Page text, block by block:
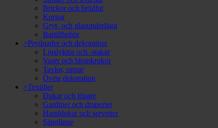
Brickor och brödfat
Korgar
Gryt- och glasunderlägg
Bartillbehör
>Prydnader och dekoration
Ljuslyktor och -stakar
Vaser och blomkrukor
Tavlor, ramar
Övrig dekoration
>Textilier
Dukar och löpare
Gardiner och draperier
Handdukar och servetter
Sänglinne